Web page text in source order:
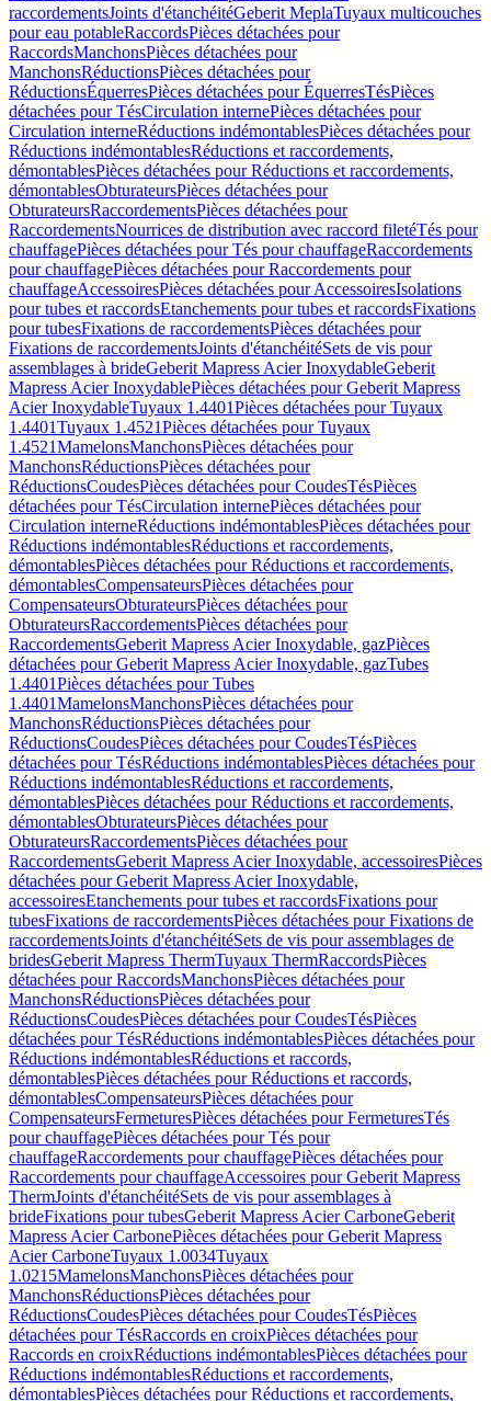
raccordementsJoints d'étanchéitéGeberit MeplaTuyaux multicouches
pour eau potableRaccordsPièces détachées pour
RaccordsManchonsPièces détachées pour
ManchonsRéductionsPièces détachées pour
RéductionsÉquerresPièces détachées pour ÉquerresTésPièces
détachées pour TésCirculation internePièces détachées pour
Circulation interneRéductions indémontablesPièces détachées pour
Réductions indémontablesRéductions et raccordements,
démontablesPièces détachées pour Réductions et raccordements,
démontablesObturateursPièces détachées pour
ObturateursRaccordementsPièces détachées pour
RaccordementsNourrices de distribution avec raccord filetéTés pour
chauffagePièces détachées pour Tés pour chauffageRaccordements
pour chauffagePièces détachées pour Raccordements pour
chauffageAccessoiresPièces détachées pour AccessoiresIsolations
pour tubes et raccordsEtanchements pour tubes et raccordsFixations
pour tubesFixations de raccordementsPièces détachées pour
Fixations de raccordementsJoints d'étanchéitéSets de vis pour
assemblages à brideGeberit Mapress Acier InoxydableGeberit
Mapress Acier InoxydablePièces détachées pour Geberit Mapress
Acier InoxydableTuyaux 1.4401Pièces détachées pour Tuyaux
1.4401Tuyaux 1.4521Pièces détachées pour Tuyaux
1.4521MamelonsManchonsPièces détachées pour
ManchonsRéductionsPièces détachées pour
RéductionsCoudesPièces détachées pour CoudesTésPièces
détachées pour TésCirculation internePièces détachées pour
Circulation interneRéductions indémontablesPièces détachées pour
Réductions indémontablesRéductions et raccordements,
démontablesPièces détachées pour Réductions et raccordements,
démontablesCompensateursPièces détachées pour
CompensateursObturateursPièces détachées pour
ObturateursRaccordementsPièces détachées pour
RaccordementsGeberit Mapress Acier Inoxydable, gazPièces
détachées pour Geberit Mapress Acier Inoxydable, gazTubes
1.4401Pièces détachées pour Tubes
1.4401MamelonsManchonsPièces détachées pour
ManchonsRéductionsPièces détachées pour
RéductionsCoudesPièces détachées pour CoudesTésPièces
détachées pour TésRéductions indémontablesPièces détachées pour
Réductions indémontablesRéductions et raccordements,
démontablesPièces détachées pour Réductions et raccordements,
démontablesObturateursPièces détachées pour
ObturateursRaccordementsPièces détachées pour
RaccordementsGeberit Mapress Acier Inoxydable, accessoiresPièces
détachées pour Geberit Mapress Acier Inoxydable,
accessoiresEtanchements pour tubes et raccordsFixations pour
tubesFixations de raccordementsPièces détachées pour Fixations de
raccordementsJoints d'étanchéitéSets de vis pour assemblages de
bridesGeberit Mapress ThermTuyaux ThermRaccordsPièces
détachées pour RaccordsManchonsPièces détachées pour
ManchonsRéductionsPièces détachées pour
RéductionsCoudesPièces détachées pour CoudesTésPièces
détachées pour TésRéductions indémontablesPièces détachées pour
Réductions indémontablesRéductions et raccords,
démontablesPièces détachées pour Réductions et raccords,
démontablesCompensateursPièces détachées pour
CompensateursFermeturesPièces détachées pour FermeturesTés
pour chauffagePièces détachées pour Tés pour
chauffageRaccordements pour chauffagePièces détachées pour
Raccordements pour chauffageAccessoires pour Geberit Mapress
ThermJoints d'étanchéitéSets de vis pour assemblages à
brideFixations pour tubesGeberit Mapress Acier CarboneGeberit
Mapress Acier CarbonePièces détachées pour Geberit Mapress
Acier CarboneTuyaux 1.0034Tuyaux
1.0215MamelonsManchonsPièces détachées pour
ManchonsRéductionsPièces détachées pour
RéductionsCoudesPièces détachées pour CoudesTésPièces
détachées pour TésRaccords en croixPièces détachées pour
Raccords en croixRéductions indémontablesPièces détachées pour
Réductions indémontablesRéductions et raccordements,
démontablesPièces détachées pour Réductions et raccordements,